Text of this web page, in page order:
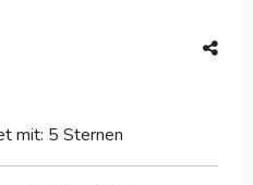
mit: 5 Sternen